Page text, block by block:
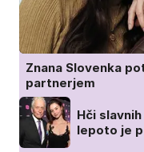
Znana Slovenka
partnerjem
Hči
lepoto je